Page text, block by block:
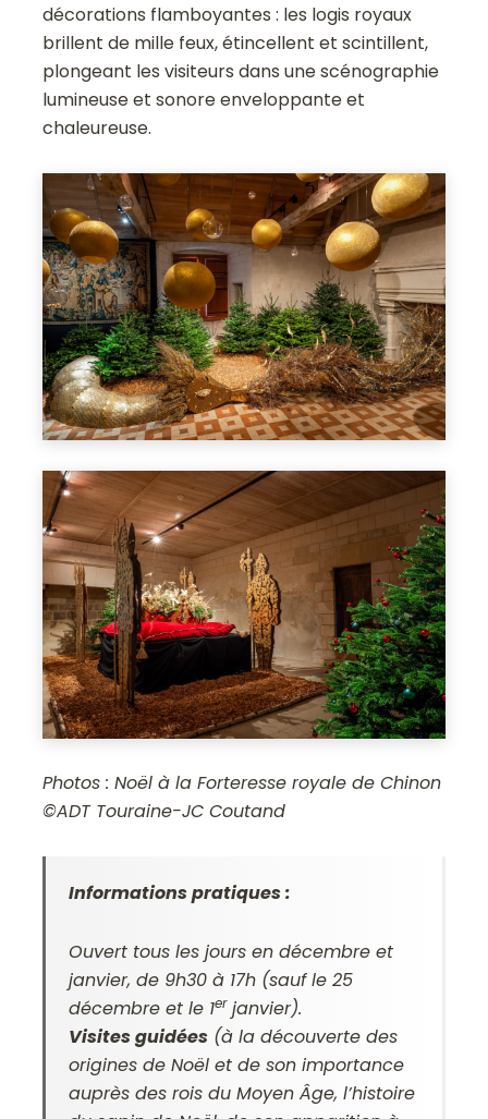
décorations flamboyantes : les logis royaux
brillent de mille feux, étincellent et scintillent,
plongeant les visiteurs dans une scénographie
lumineuse et sonore enveloppante et
chaleureuse.
Photos : Noël à la Forteresse royale de Chinon
©ADT Touraine-JC Coutand
Informations pratiques :
Ouvert tous les jours en décembre et
janvier, de 9h30 à 17h (sauf le 25
décembre et le 1erjanvier).
Visites guidées (à la découverte des
origines de Noël et de son importance
auprès des rois du Moyen Âge, l’histoire